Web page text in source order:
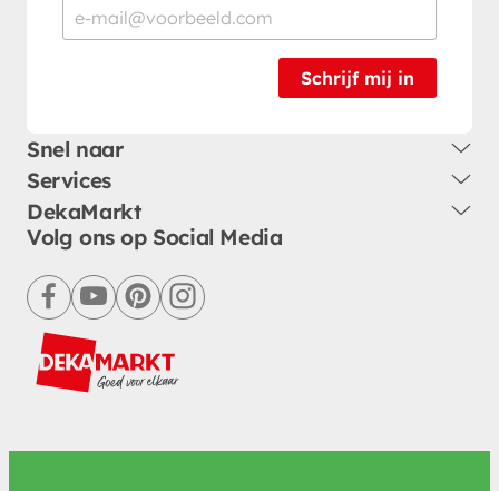
Schrijf mij in
Snel naar
Services
DekaMarkt
Volg ons op Social Media
facebookyoutubepinterestinstagram